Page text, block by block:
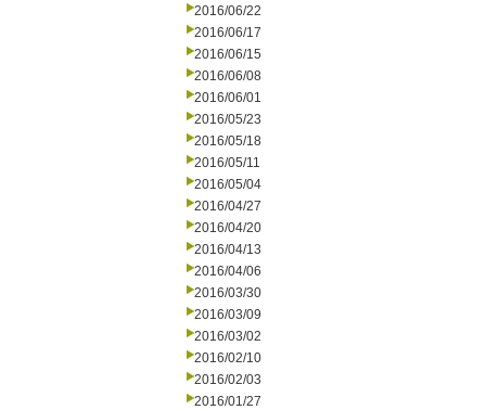
2016/06/22
2016/06/17
2016/06/15
2016/06/08
2016/06/01
2016/05/23
2016/05/18
2016/05/11
2016/05/04
2016/04/27
2016/04/20
2016/04/13
2016/04/06
2016/03/30
2016/03/09
2016/03/02
2016/02/10
2016/02/03
2016/01/27